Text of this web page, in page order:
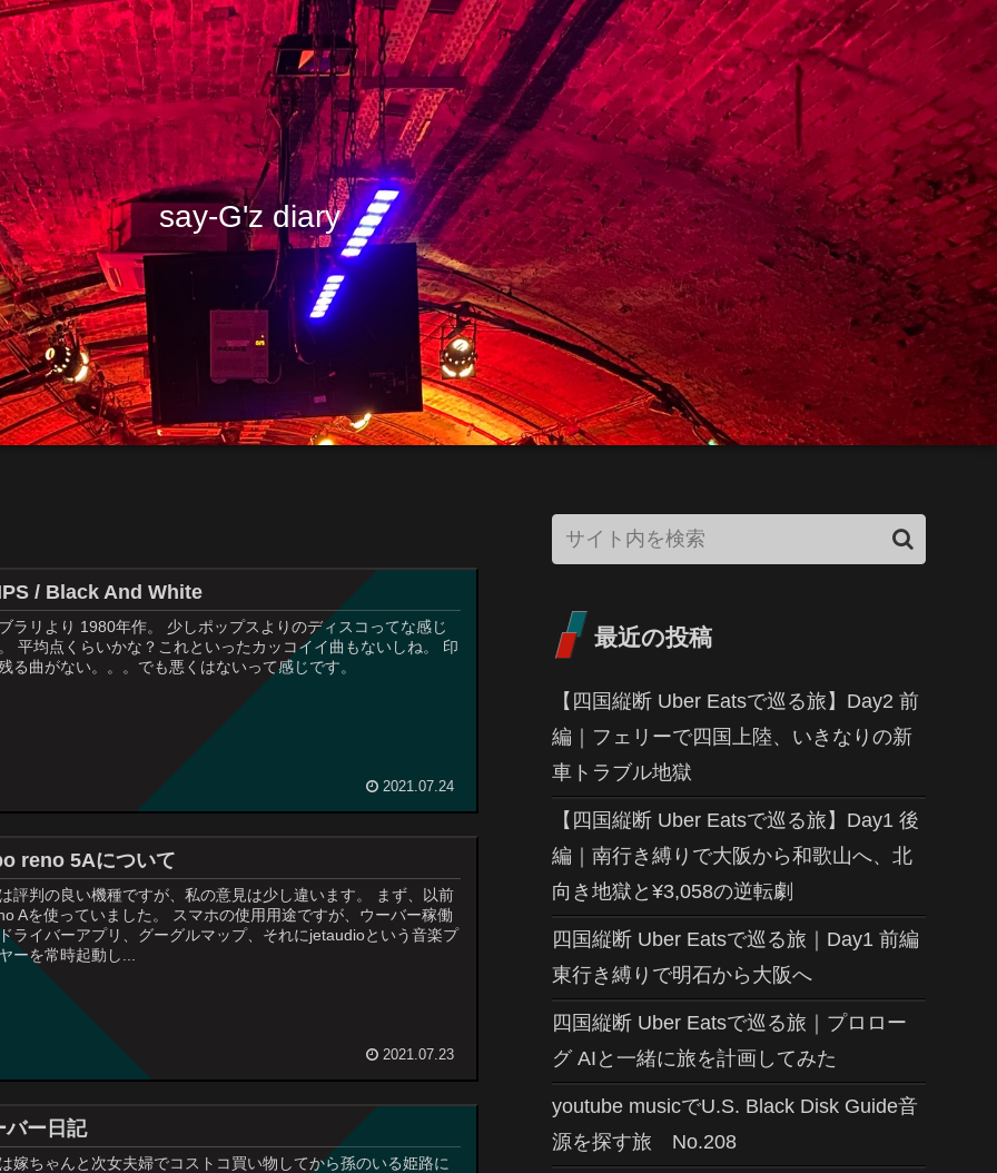
say-G'z diary
/ Black And White
ラリより 1980年作。 少しポップスよりのディスコってな感じ
平均点くらいかな？これといったカッコイイ曲もないしね。 印
る曲がない。。。でも悪くはないって感じです。
2021.07.24
reno 5Aについて
評判の良い機種ですが、私の意見は少し違います。 まず、以前
Aを使っていました。 スマホの使用用途ですが、ウーバー稼働
ライバーアプリ、グーグルマップ、それにjetaudioという音楽プ
ーを常時起動し...
2021.07.23
バー日記
嫁ちゃんと次女夫婦でコストコ買い物してから孫のいる姫路に
最近の投稿
【四国縦断 Uber Eatsで巡る旅】Day2 前
編｜フェリーで四国上陸、いきなりの新
車トラブル地獄
【四国縦断 Uber Eatsで巡る旅】Day1 後
編｜南行き縛りで大阪から和歌山へ、北
向き地獄と¥3,058の逆転劇
四国縦断 Uber Eatsで巡る旅｜Day1 前編
東行き縛りで明石から大阪へ
四国縦断 Uber Eatsで巡る旅｜プロロー
グ AIと一緒に旅を計画してみた
youtube musicでU.S. Black Disk Guide音
源を探す旅 No.208